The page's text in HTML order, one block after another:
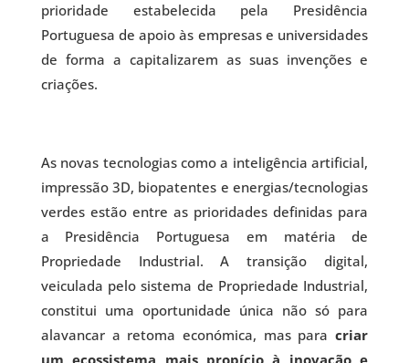
prioridade estabelecida pela Presidência
Portuguesa de apoio às empresas e universidades
de forma a capitalizarem as suas invenções e
criações.
As novas tecnologias como a inteligência artificial,
impressão 3D, biopatentes e energias/tecnologias
verdes estão entre as prioridades definidas para
a Presidência Portuguesa em matéria de
Propriedade Industrial. A transição digital,
veiculada pelo sistema de Propriedade Industrial,
constitui uma oportunidade única não só para
alavancar a retoma económica, mas paracriar
um ecossistema mais propício à inovação e